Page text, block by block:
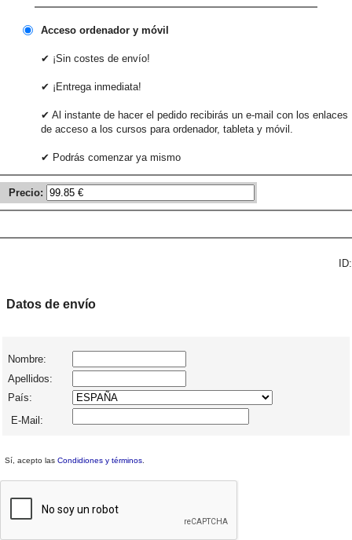
Acceso ordenador y móvil
✔ ¡Sin costes de envío!
✔ ¡Entrega inmediata!
✔ Al instante de hacer el pedido recibirás un e-mail con los enlaces
de acceso a los cursos para ordenador, tableta y móvil.
✔ Podrás comenzar ya mismo
Precio:
ID:
Datos de envío
Nombre:
Apellidos:
País:
E-Mail:
Sí, acepto las Condidiones y términos.